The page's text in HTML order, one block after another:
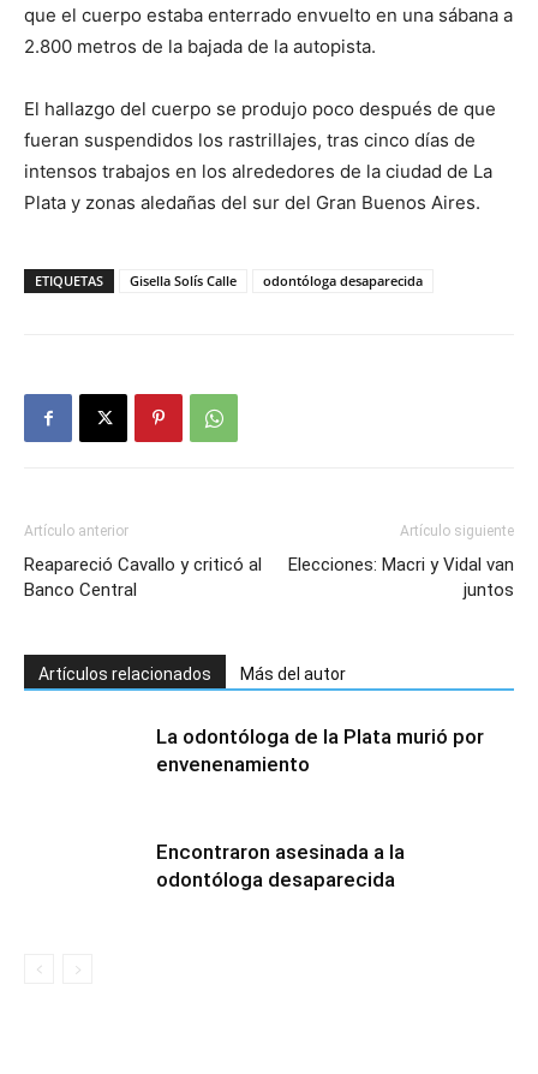
que el cuerpo estaba enterrado envuelto en una sábana a
2.800 metros de la bajada de la autopista.
El hallazgo del cuerpo se produjo poco después de que
fueran suspendidos los rastrillajes, tras cinco días de
intensos trabajos en los alrededores de la ciudad de La
Plata y zonas aledañas del sur del Gran Buenos Aires.
ETIQUETAS Gisella Solís Calle odontóloga desaparecida
Artículo anterior
Reapareció Cavallo y criticó al
Banco Central
Artículo siguiente
Elecciones: Macri y Vidal van
juntos
Artículos relacionados Más del autor
La odontóloga de la Plata murió por
envenenamiento
Encontraron asesinada a la
odontóloga desaparecida